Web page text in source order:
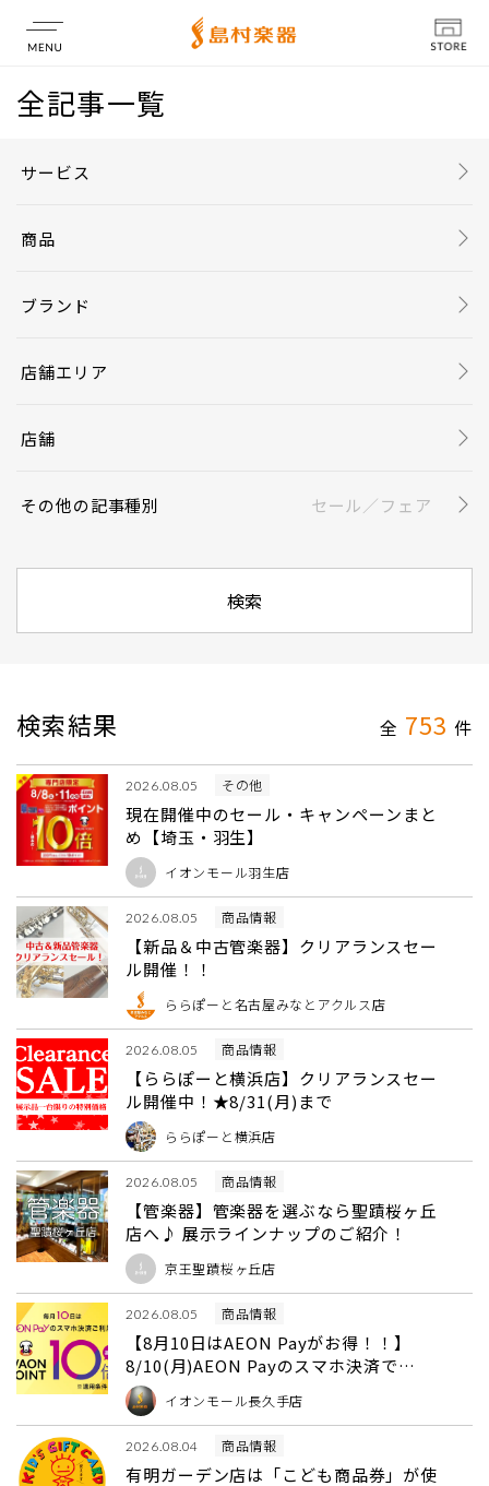
店舗情報
全記事一覧
サービス
商品
ブランド
店舗エリア
店舗
その他の記事種別 セール／フェア
検索結果 全 753件
2026.08.05 その他
現在開催中のセール・キャンペーンまと
め【埼玉・羽生】
イオンモール羽生店
2026.08.05 商品情報
【新品＆中古管楽器】クリアランスセー
ル開催！！
ららぽーと名古屋みなとアクルス店
2026.08.05 商品情報
【ららぽーと横浜店】クリアランスセー
ル開催中！★8/31(月)まで
ららぽーと横浜店
2026.08.05 商品情報
【管楽器】管楽器を選ぶなら聖蹟桜ヶ丘
店へ♪ 展示ラインナップのご紹介！
京王聖蹟桜ヶ丘店
2026.08.05 商品情報
【8月10日はAEON Payがお得！！】
8/10(月)AEON Payのスマホ決済で
WAON POINT10倍！
イオンモール長久手店
2026.08.04 商品情報
有明ガーデン店は「こども商品券」が使